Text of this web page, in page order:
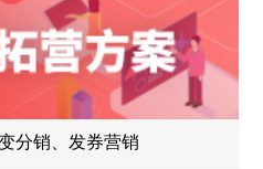
分销、发券营销